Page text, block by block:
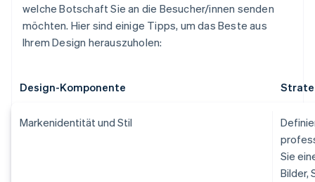
welche Botschaft Sie an die Besucher/innen senden
möchten. Hier sind einige Tipps, um das Beste aus
Ihrem Design herauszuholen:
Design-Komponente
Markenidentität und Stil
Sie
Bilder,